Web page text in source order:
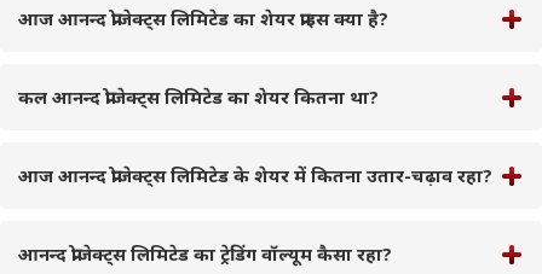
आज आनन्द प्रोजेक्ट्स लिमिटेड का शेयर प्राइस क्या है?
कल आनन्द प्रोजेक्ट्स लिमिटेड का शेयर कितना था?
आज आनन्द प्रोजेक्ट्स लिमिटेड के शेयर में कितना उतार-चढ़ाव रहा?
आनन्द प्रोजेक्ट्स लिमिटेड का ट्रेडिंग वॉल्यूम कैसा रहा?